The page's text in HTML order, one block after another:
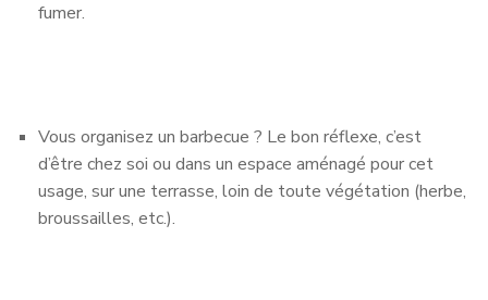
fumer.
Vous organisez un barbecue ? Le bon réflexe, c’est
d’être chez soi ou dans un espace aménagé pour cet
usage, sur une terrasse, loin de toute végétation (herbe,
broussailles, etc.).